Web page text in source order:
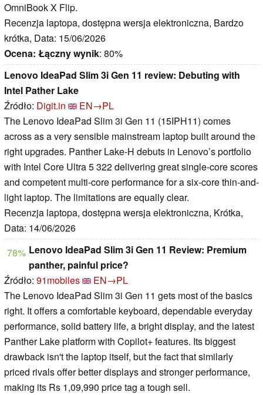
OmniBook X Flip.
Recenzja laptopa, dostępna wersja elektroniczna, Bardzo
krótka, Data: 15/06/2026
Ocena: Łączny wynik: 80%
Lenovo IdeaPad Slim 3i Gen 11 review: Debuting with
Intel Pather Lake
Źródło: Digit.in
EN→PL
The Lenovo IdeaPad Slim 3i Gen 11 (15IPH11) comes
across as a very sensible mainstream laptop built around the
right upgrades. Panther Lake-H debuts in Lenovo’s portfolio
with Intel Core Ultra 5 322 delivering great single-core scores
and competent multi-core performance for a six-core thin-and-
light laptop. The limitations are equally clear.
Recenzja laptopa, dostępna wersja elektroniczna, Krótka,
Data: 14/06/2026
78% Lenovo IdeaPad Slim 3i Gen 11 Review: Premium
panther, painful price?
Źródło: 91mobiles
EN→PL
The Lenovo IdeaPad Slim 3i Gen 11 gets most of the basics
right. It offers a comfortable keyboard, dependable everyday
performance, solid battery life, a bright display, and the latest
Panther Lake platform with Copilot+ features. Its biggest
drawback isn't the laptop itself, but the fact that similarly
priced rivals offer better displays and stronger performance,
making its Rs 1,09,990 price tag a tough sell.